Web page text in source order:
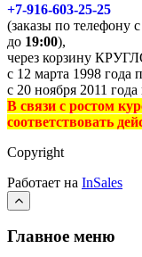
+7-916-603-25-25
(заказы по телефону с
до 19:00),
через корзину
с 12 марта 1998 года
с 20 ноября 2011
В связи с ростом
соответствовать
Copyright
Работает на InSales
Главное меню